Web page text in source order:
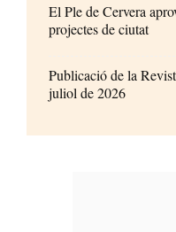
El Ple de Cervera
projectes de ciutat
Publicació de la
juliol de 2026